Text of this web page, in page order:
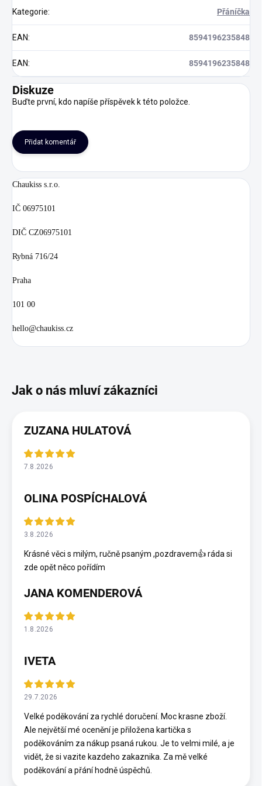
Kategorie: Přáníčka
EAN: 8594196235848
EAN: 8594196235848
Diskuze
Buďte první, kdo napíše příspěvek k této položce.
Přidat komentář
Chaukiss s.r.o.
IČ 06975101
DIČ CZ06975101
Rybná 716/24
Praha
101 00
hello@chaukiss.cz
ZUZANA HULATOVÁ
7.8.2026
OLINA POSPÍCHALOVÁ
3.8.2026
Krásné věci s milým, ručně psaným ,pozdravem👍 ráda si
zde opět něco pořídím
JANA KOMENDEROVÁ
1.8.2026
IVETA
29.7.2026
Velké poděkování za rychlé doručení. Moc krasne zboží.
Ale největší mé ocenění je přiložena kartička s
poděkováním za nákup psaná rukou. Je to velmi milé, a je
vidět, že si vazite kazdeho zakaznika. Za mě velké
poděkování a přání hodně úspěchů.